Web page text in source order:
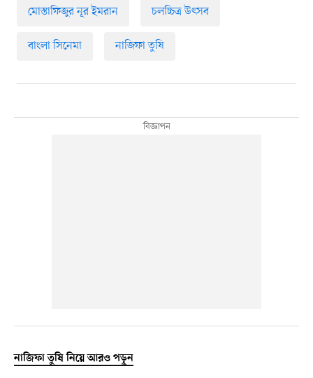
মোস্তাফিজুর নূর ইমরান চলচ্চিত্র উৎসব
বাংলা সিনেমা নাজিফা তুষি
নাজিফা তুষি নিয়ে আরও পড়ুন